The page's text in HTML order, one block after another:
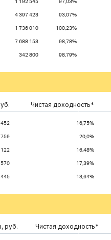
1 192 545 97,03%
4 397 423 93,07%
1 736 010 100,23%
7 688 153 98,78%
342 800 98,79%
Чистая доходность*
16,75%
20,0%
122 16,48%
17,39%
13,64%
руб. Чистая доходность*